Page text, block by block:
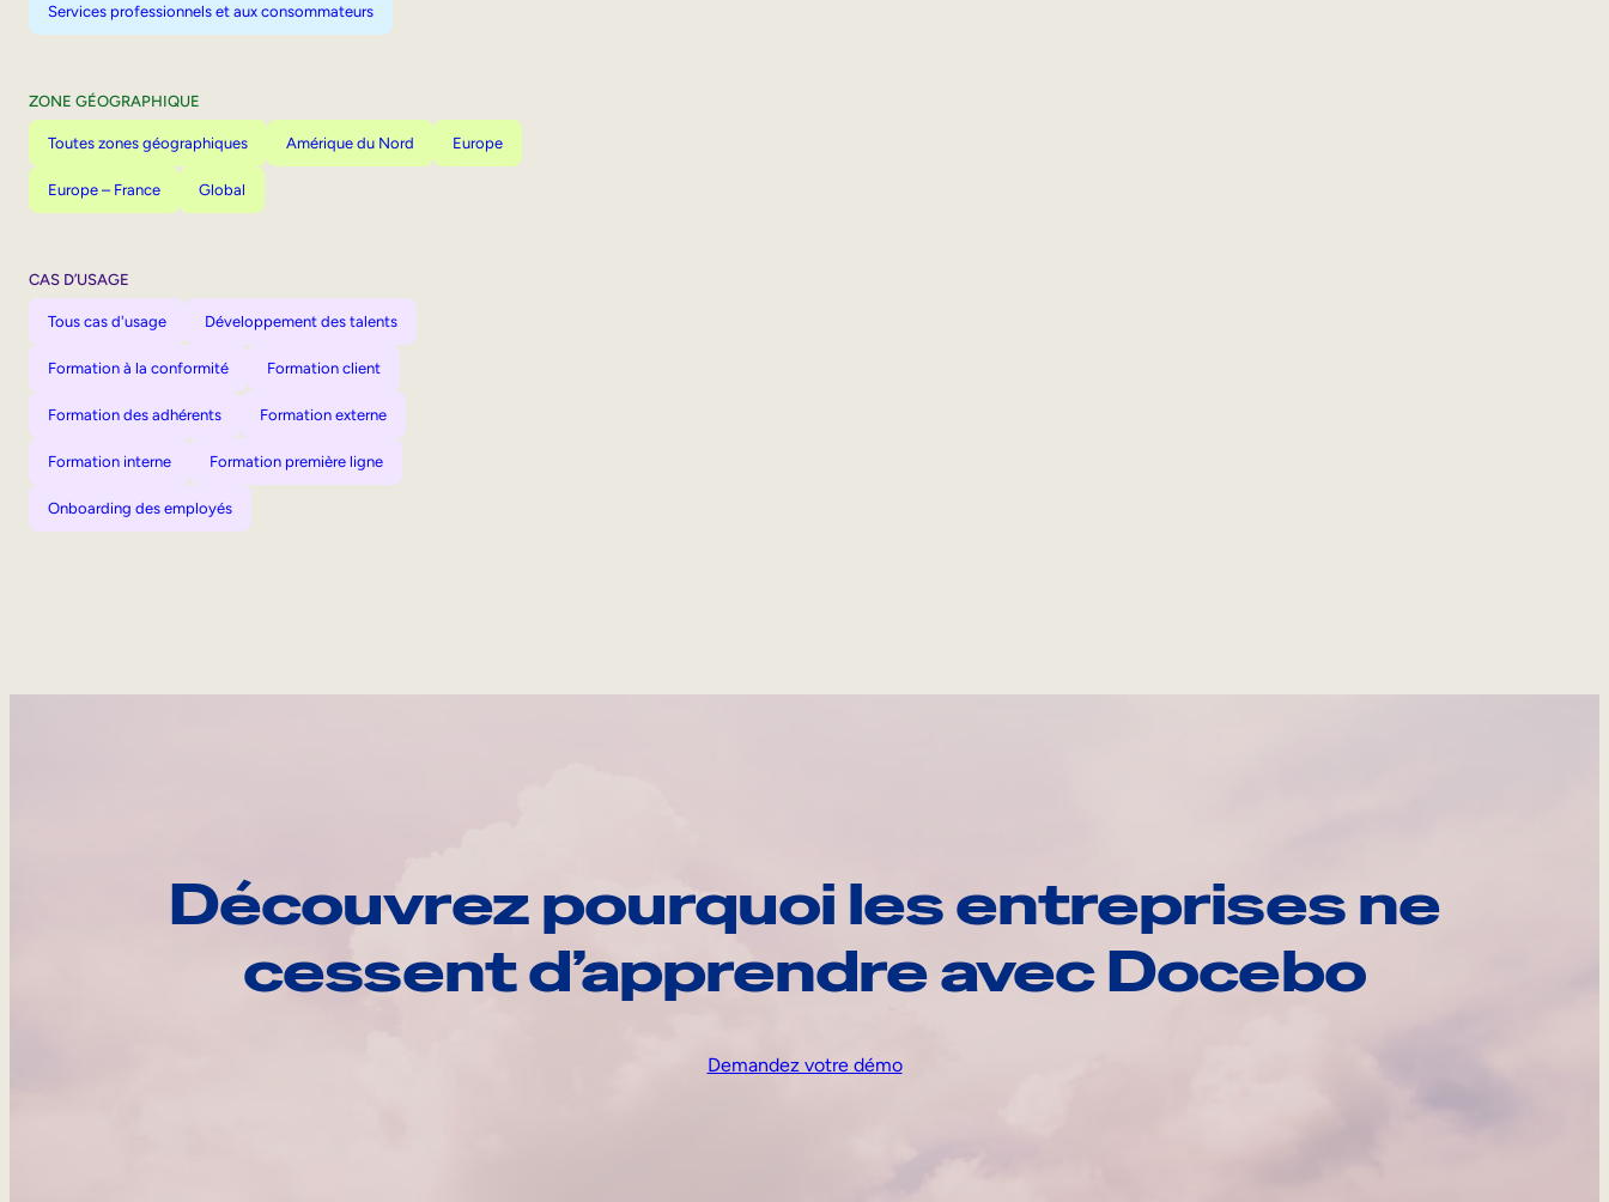
Services professionnels et aux consommateurs
ZONE GÉOGRAPHIQUE
Toutes zones géographiques Amérique du Nord Europe
Europe – France Global
CAS D’USAGE
Tous cas d'usage Développement des talents
Formation à la conformité Formation client
Formation des adhérents Formation externe
Formation interne Formation première ligne
Onboarding des employés
Découvrez pourquoi les entreprises ne
cessent d’apprendre avec Docebo
Demandez votre démo